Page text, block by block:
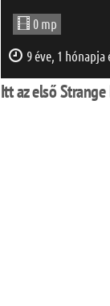
0 mp
9 éve, 1 hónapja
Itt az első